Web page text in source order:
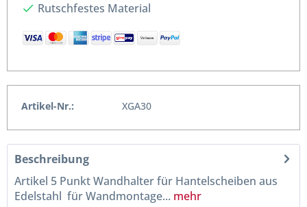
Rutschfestes Material
Artikel-Nr.: XGA30
Beschreibung
Artikel 5 Punkt Wandhalter für Hantelscheiben aus
Edelstahl für Wandmontage... mehr